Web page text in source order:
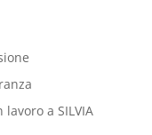
lavoro a SILVIA